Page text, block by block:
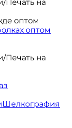
/Печать на
оптом
оптом
/Печать на
Шелкография